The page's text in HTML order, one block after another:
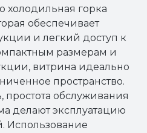
холодильная горка
обеспечивает
и легкий доступ к
размерам и
витрина идеально
пространство.
простота обслуживания
делают эксплуатацию
Использование